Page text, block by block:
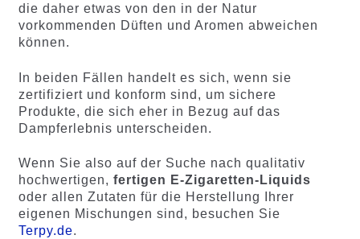
die daher etwas von den in der Natur
vorkommenden Düften und Aromen abweichen
können.
In beiden Fällen handelt es sich, wenn sie
zertifiziert und konform sind, um sichere
Produkte, die sich eher in Bezug auf das
Dampferlebnis unterscheiden.
Wenn Sie also auf der Suche nach qualitativ
hochwertigen, fertigen E-Zigaretten-Liquids
oder allen Zutaten für die Herstellung Ihrer
eigenen Mischungen sind, besuchen Sie
Terpy.de.